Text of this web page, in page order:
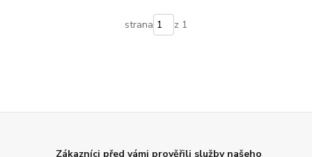
strana z 1
Zákazníci před vámi prověřili služby našeho